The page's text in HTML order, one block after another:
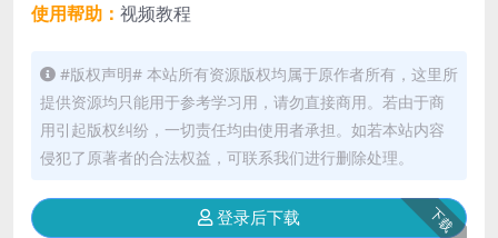
使用帮助： 视频教程
#版权声明# 本站所有资源版权均属于原作者所有，这里所
提供资源均只能用于参考学习用，请勿直接商用。若由于商
用引起版权纠纷，一切责任均由使用者承担。如若本站内容
侵犯了原著者的合法权益，可联系我们进行删除处理。
下载
登录后下载